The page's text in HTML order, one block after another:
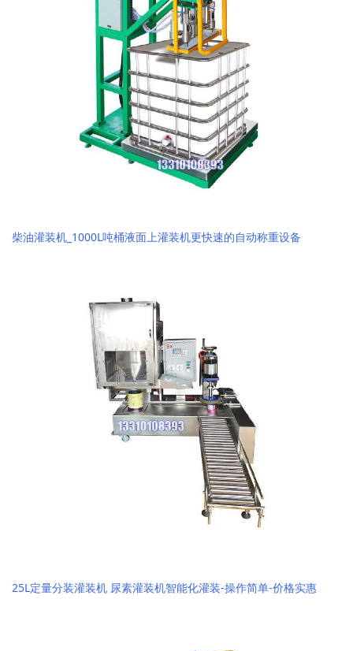
柴油灌装机_1000L吨桶液面上灌装机更快速的自动称重设备
25L定量分装灌装机 尿素灌装机智能化灌装-操作简单-价格实惠